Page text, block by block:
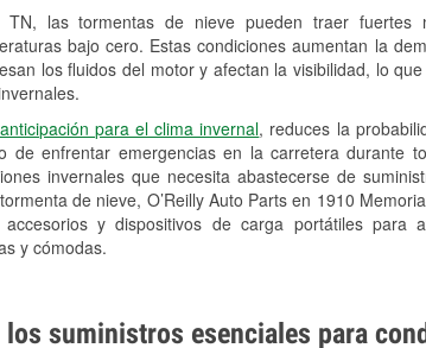
TN, las tormentas de nieve pueden traer fuertes
bajo cero. Estas condiciones aumentan la
los fluidos del motor y afectan la visibilidad, lo
para el clima invernal, reduces la
de enfrentar emergencias en la carretera durante
invernales que necesita abastecerse de
de nieve, O’Reilly Auto Parts en 1910
accesorios y dispositivos de carga portátiles para
y cómodas.
los suministros esenciales para